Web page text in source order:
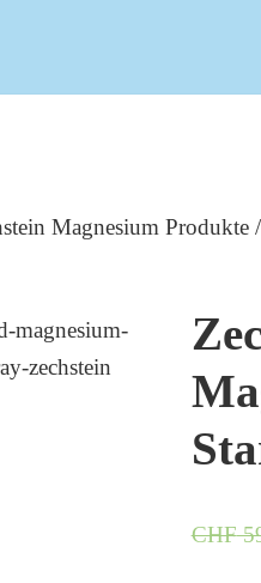
Magnesium Produkte
CHF